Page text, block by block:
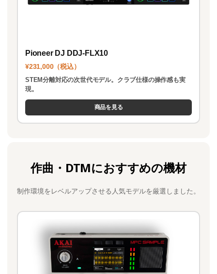
Pioneer DJ DDJ-FLX10
¥231,000（税込）
STEM分離対応の次世代モデル。クラブ仕様の操作感も実
現。
商品を見る
作曲・DTMにおすすめの機材
制作環境をレベルアップさせる人気モデルを厳選しました。